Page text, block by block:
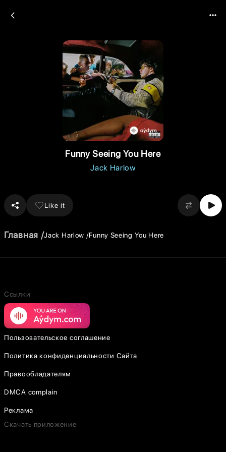
Funny Seeing You Here
Jack Harlow
Like it
Главная Jack Harlow Funny Seeing You Here
Ссылки
Пользовательское соглашение
Политика конфиденциальности Сайта
Правообладателям
DMCA complain
Реклама
Скачать приложение